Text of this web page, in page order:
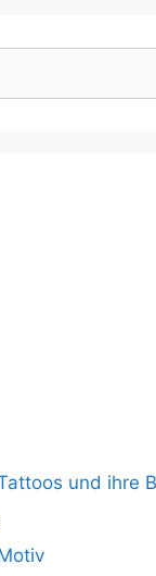
und ihre